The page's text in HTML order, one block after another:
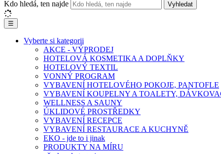
Kdo hledá, ten najde Vyhledat
☰
Vyberte si kategorii
AKCE - VÝPRODEJ
HOTELOVÁ KOSMETIKA A DOPLŇKY
HOTELOVÝ TEXTIL
VONNÝ PROGRAM
VYBAVENÍ HOTELOVÉHO POKOJE, PANTOFLE
VYBAVENÍ KOUPELNY A TOALETY,
WELLNESS A SAUNY
ÚKLIDOVÉ PROSTŘEDKY
VYBAVENÍ RECEPCE
VYBAVENÍ RESTAURACE A KUCHYNĚ
EKO - jde to i jinak
PRODUKTY NA MÍRU